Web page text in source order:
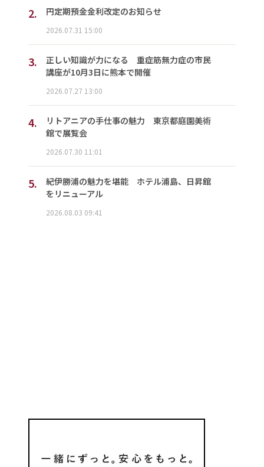
2. 円定期預金金利改定のお知らせ
2026.07.31 15:00
3.
正しい知識が力になる 重症筋無力症の市民
講座が10月3日に熊本で開催
2026.07.27 13:00
4.
リトアニアの手仕事の魅力 東京都庭園美術
館で展覧会
2026.07.30 11:01
5.
紀伊勝浦の魅力を堪能 ホテル浦島、日昇館
をリニューアル
2026.08.03 09:41